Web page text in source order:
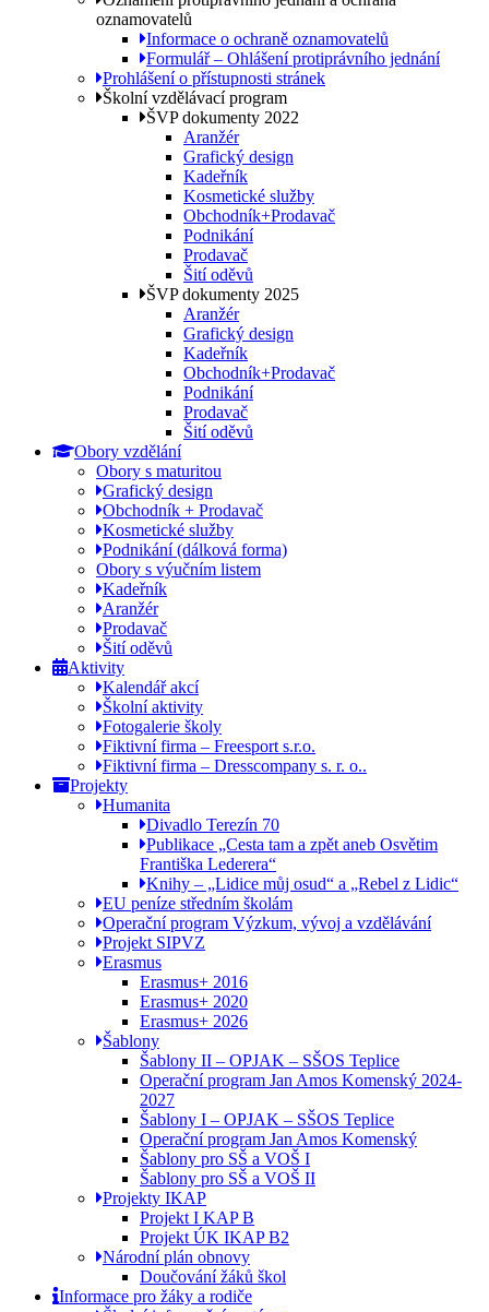
oznamovatelů
Informace o ochraně oznamovatelů
Formulář – Ohlášení protiprávního jednání
Prohlášení o přístupnosti stránek
Školní vzdělávací program
ŠVP dokumenty 2022
Aranžér
Grafický design
Kadeřník
Kosmetické služby
Obchodník+Prodavač
Podnikání
Prodavač
Šití oděvů
ŠVP dokumenty 2025
Aranžér
Grafický design
Kadeřník
Obchodník+Prodavač
Podnikání
Prodavač
Šití oděvů
Obory vzdělání
Obory s maturitou
Grafický design
Obchodník + Prodavač
Kosmetické služby
Podnikání (dálková forma)
Obory s výučním listem
Kadeřník
Aranžér
Prodavač
Šití oděvů
Aktivity
Kalendář akcí
Školní aktivity
Fotogalerie školy
Fiktivní firma – Freesport s.r.o.
Fiktivní firma – Dresscompany s. r. o..
Projekty
Humanita
Divadlo Terezín 70
Publikace „Cesta tam a zpět aneb Osvětim
Františka Lederera“
Knihy – „Lidice můj osud“ a „Rebel z Lidic“
EU peníze středním školám
Operační program Výzkum, vývoj a vzdělávání
Projekt SIPVZ
Erasmus
Erasmus+ 2016
Erasmus+ 2020
Erasmus+ 2026
Šablony
Šablony II – OPJAK – SŠOS Teplice
Operační program Jan Amos Komenský 2024-
2027
Šablony I – OPJAK – SŠOS Teplice
Operační program Jan Amos Komenský
Šablony pro SŠ a VOŠ I
Šablony pro SŠ a VOŠ II
Projekty IKAP
Projekt I KAP B
Projekt ÚK IKAP B2
Národní plán obnovy
Doučování žáků škol
Informace pro žáky a rodiče